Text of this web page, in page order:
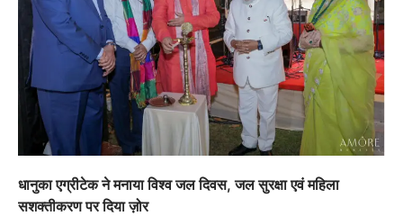
धानुका एग्रीटेक ने मनाया विश्व जल दिवस, जल सुरक्षा एवं महिला
सशक्तीकरण पर दिया ज़ोर